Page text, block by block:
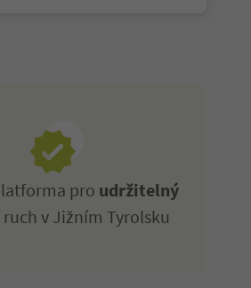
pro udržitelný
ruch v Jižním Tyrolsku